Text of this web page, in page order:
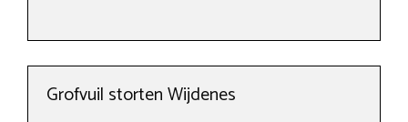
Grofvuil storten Wijdenes